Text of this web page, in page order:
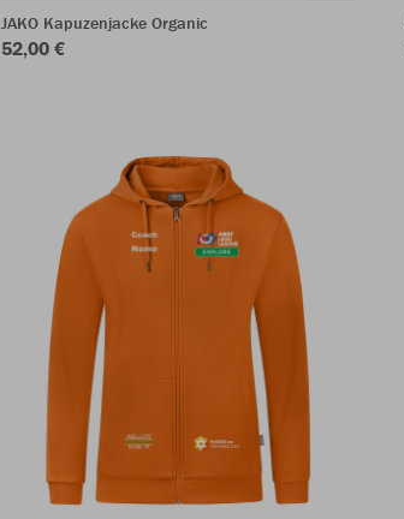
JAKO Kapuzenjacke Organic
52,00 €